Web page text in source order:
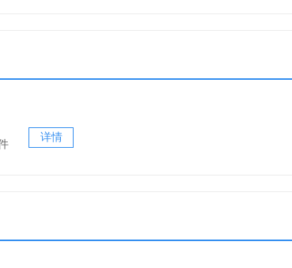
字幕数据（当有多个字幕可选时）；
编码功能
详情